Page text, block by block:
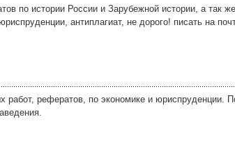
по истории России и Зарубежной истории, а так
антиплагиат, не дорого! писать на
работ, рефератов, по экономике и